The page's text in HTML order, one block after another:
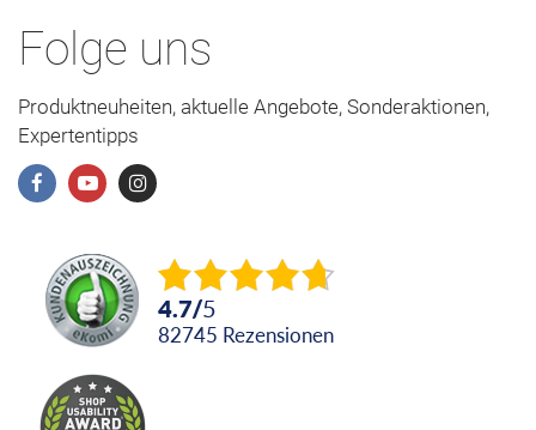
Folge uns
Produktneuheiten, aktuelle Angebote, Sonderaktionen,
Expertentipps
4.7/5
82745 Rezensionen